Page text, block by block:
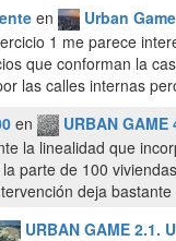
en Urban
1 me parece
que conforman la
las calles internas
en URBAN GAME
la linealidad que
parte de 100
deja
URBAN GAME 2.1.